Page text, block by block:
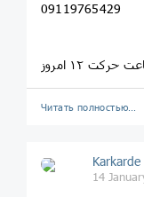
09119765429
حرکت ۱۲ امروز
Читать полностью…
14